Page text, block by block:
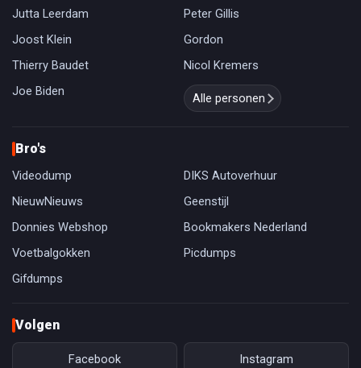
Jutta Leerdam
Peter Gillis
Joost Klein
Gordon
Thierry Baudet
Nicol Kremers
Joe Biden
Alle personen
Bro's
Videodump
DIKS Autoverhuur
NieuwNieuws
Geenstijl
Donnies Webshop
Bookmakers Nederland
Voetbalgokken
Picdumps
Gifdumps
Volgen
Facebook Instagram